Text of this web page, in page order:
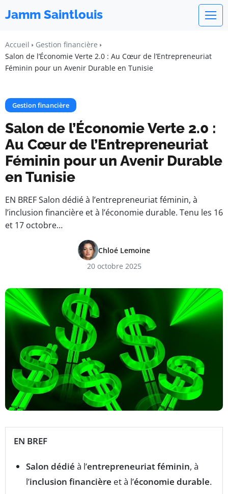
Jamm Saintlouis
Accueil
Gestion financière
Salon de l’Économie Verte 2.0 : Au Cœur de l’Entrepreneuriat
Féminin pour un Avenir Durable en Tunisie
Gestion financière
Salon de l’Économie Verte 2.0 :
Au Cœur de l’Entrepreneuriat
Féminin pour un Avenir Durable
en Tunisie
EN BREF Salon dédié à l’entrepreneuriat féminin, à
l’inclusion financière et à l’économie durable. Tenu les 16
et 17 octobre…
Chloé Lemoine
20 octobre 2025
EN BREF
Salon dédié à l’entrepreneuriat féminin, à
l’inclusion financière et à l’économie durable.